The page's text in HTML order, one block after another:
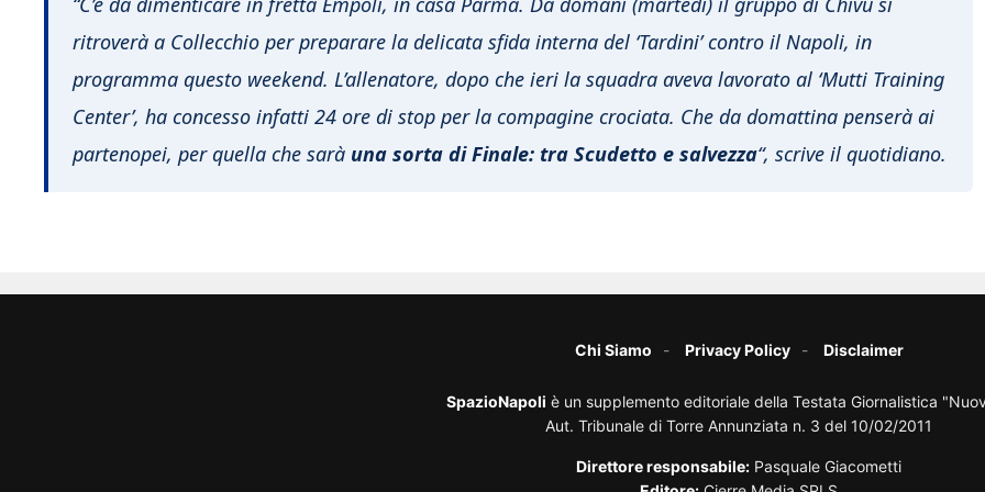
ritroverà a Collecchio per preparare la delicata sfida interna del ‘Tardini’ contro il Napoli, in
programma questo weekend. L’allenatore, dopo che ieri la squadra aveva lavorato al ‘Mutti Training
Center’, ha concesso infatti 24 ore di stop per la compagine crociata. Che da domattina penserà ai
partenopei, per quella che sarà una sorta di Finale: tra Scudetto e salvezza“, scrive il quotidiano.
Chi Siamo Privacy Policy Disclaimer
SpazioNapoli è un supplemento editoriale della Testata Giornalistica
Aut. Tribunale di Torre Annunziata n. 3 del 10/02/2011
Direttore responsabile: Pasquale Giacometti